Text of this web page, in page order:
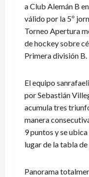
a Club Alemán B
válido por la 5º
Torneo Apertura
de hockey sobre
Primera división B.
El equipo
por Sebastián
acumula tres
manera
9 puntos y se
lugar de la tabla
Panorama